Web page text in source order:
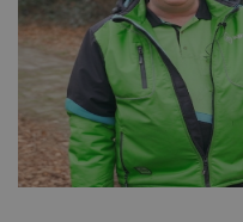
0:00 / 0:00